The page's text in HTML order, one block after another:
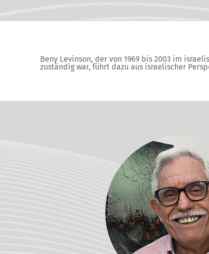
Beny Levinson, der von 1969 bis 2003 im
zuständig war, führt dazu aus israelischer